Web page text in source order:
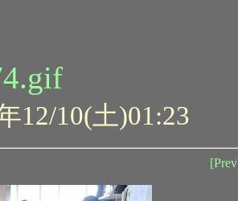
12/10(土)01:23